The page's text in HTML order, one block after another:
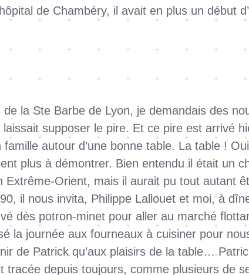
de Chambéry, il avait en plus un début
la Ste Barbe de Lyon, je demandais des
supposer le pire. Et ce pire est arrivé
autour d’une bonne table. La table !
plus à démontrer. Bien entendu il était un
Extrême-Orient, mais il aurait pu tout autant
il nous invita, Philippe Lallouet et moi, à
dès potron-minet pour aller au marché
la journée aux fourneaux à cuisiner pour
de Patrick qu’aux plaisirs de la table…
tracée depuis toujours, comme plusieurs de